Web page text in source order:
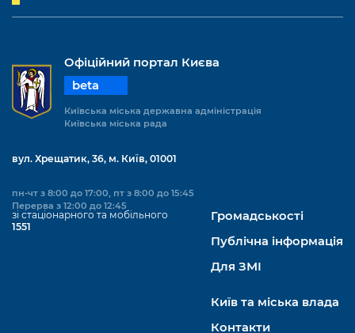
Офіційний портал Києва
beta
Київська міська державна адміністрація
Київська міська рада
вул. Хрещатик, 36, м. Київ, 01001
пн-чт з 8:00 до 17:00, пт з 8:00 до 15:45
Перерва з 12:00 до 12:45
зі стаціонарного та мобільного
1551
Громадськості
Публічна інформація
Для ЗМІ
Київ та міська влада
Контакти